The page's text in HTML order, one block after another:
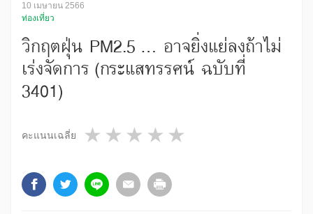
10 เมษายน 2566
ท่องเที่ยว
วิกฤตฝุ่น PM2.5 … อาจยิ่งแย่ลงถ้าไม่
เร่งจัดการ (กระแสทรรศน์ ฉบับที่
3401)
คะแนนเฉลี่ย 4 stars
3 stars
2 stars
1 star